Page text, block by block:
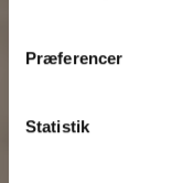
Præferencer
Statistik